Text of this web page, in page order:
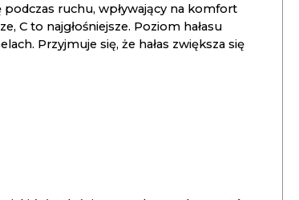
ruchu, wpływający na komfort
C to najgłośniejsze. Poziom hałasu
Przyjmuje się, że hałas zwiększa się